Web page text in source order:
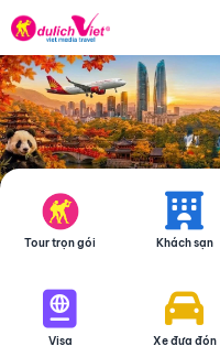
Tour trọn gói Khách sạn
Visa Xe đưa đón